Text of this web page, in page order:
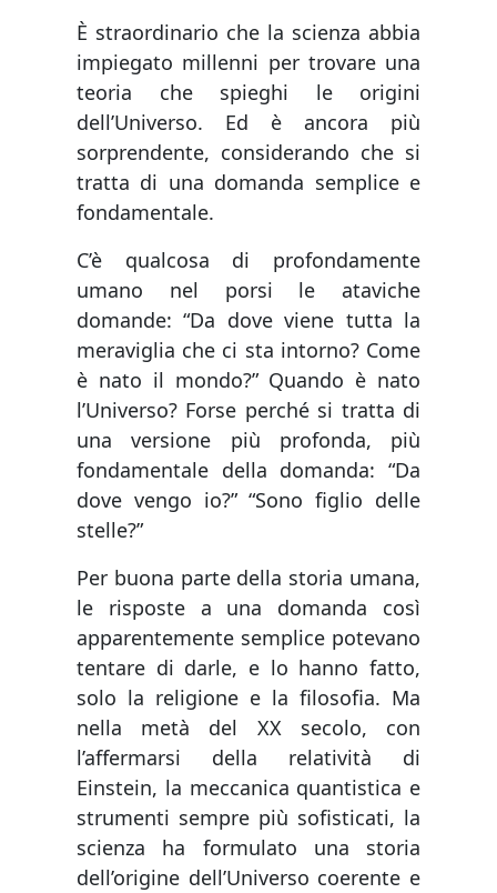
È straordinario che la scienza abbia
impiegato millenni per trovare una
teoria che spieghi le origini
dell’Universo. Ed è ancora più
sorprendente, considerando che si
tratta di una domanda semplice e
fondamentale.
C’è qualcosa di profondamente
umano nel porsi le ataviche
domande: “Da dove viene tutta la
meraviglia che ci sta intorno? Come
è nato il mondo?” Quando è nato
l’Universo? Forse perché si tratta di
una versione più profonda, più
fondamentale della domanda: “Da
dove vengo io?” “Sono figlio delle
stelle?”
Per buona parte della storia umana,
le risposte a una domanda così
apparentemente semplice potevano
tentare di darle, e lo hanno fatto,
solo la religione e la filosofia. Ma
nella metà del XX secolo, con
l’affermarsi della relatività di
Einstein, la meccanica quantistica e
strumenti sempre più sofisticati, la
scienza ha formulato una storia
dell’origine dell’Universo coerente e